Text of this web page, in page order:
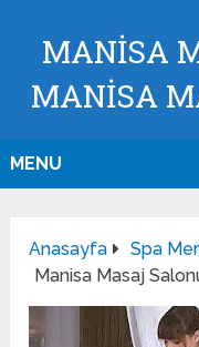
MANISA
MANISA
MENU
Anasayfa
Spa
Manisa Masaj